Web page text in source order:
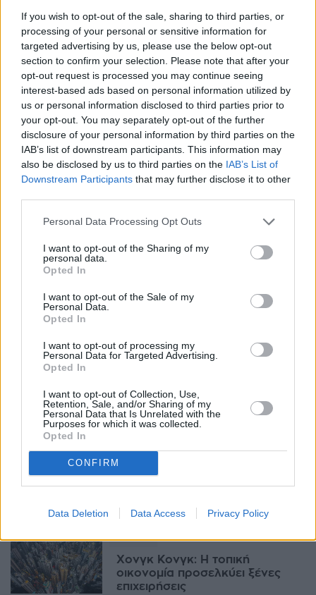
If you wish to opt-out of the sale, sharing to third parties, or
processing of your personal or sensitive information for
targeted advertising by us, please use the below opt-out
section to confirm your selection. Please note that after your
opt-out request is processed you may continue seeing
interest-based ads based on personal information utilized by
us or personal information disclosed to third parties prior to
your opt-out. You may separately opt-out of the further
disclosure of your personal information by third parties on the
IAB’s list of downstream participants. This information may
also be disclosed by us to third parties on the IAB’s List of
Downstream Participants that may further disclose it to other
Personal Data Processing Opt Outs
I want to opt-out of the Sharing of my
personal data.
Opted In
I want to opt-out of the Sale of my
Personal Data.
Opted In
I want to opt-out of processing my
Personal Data for Targeted Advertising.
Opted In
I want to opt-out of Collection, Use,
Retention, Sale, and/or Sharing of my
Personal Data that Is Unrelated with the
Purposes for which it was collected.
Opted In
CONFIRM
Data Deletion Data Access Privacy Policy
ΑΓΟΡΈΣ
Το Χονγκ Κονγκ χαλαρώνει
τους κανόνες για το ψηφιακό
ενεργητικό
07:59, 03 Νοεμβρίου 2025
Χονγκ Κονγκ: Αεροσκάφος
μεταφοράς φορτίου κατά την
προσγείωση κατέληξε στη
ΑΓΟΡΈΣ
δημόσιες εγγραφές
ΑΓΟΡΈΣ
Κονγκ με +17%
12:26, 21 Μαΐου 2025
ΑΓΟΡΈΣ
ξανά" τις... κινεζικές μετοχές
ΔΙΕΘΝΉ
Χονγκ Κονγκ: Η τοπική
οικονομία προσελκύει ξένες
επιχειρήσεις